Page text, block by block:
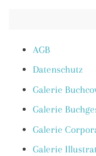
AGB
Datenschutz
Galerie
Galerie
Galerie
Galerie